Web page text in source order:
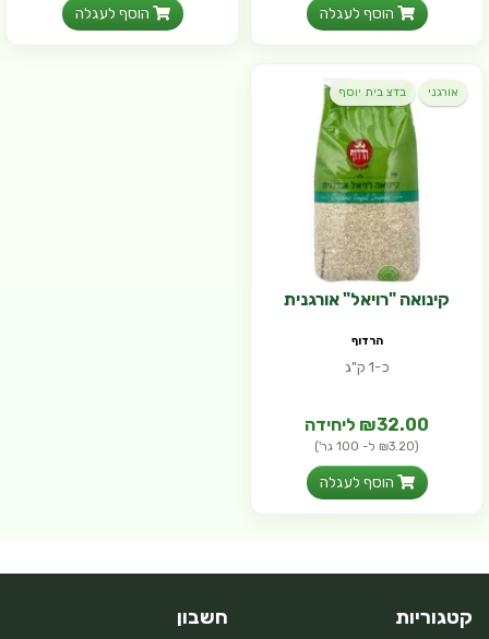
הוסף לעגלה הוסף לעגלה
אורגני בדצ בית יוסף
קינואה "רויאל" אורגנית
הרדוף
כ-1 ק"ג
₪32.00 ליחידה
(₪3.20 ל- 100 גר')
הוסף לעגלה
קטגוריות חשבון